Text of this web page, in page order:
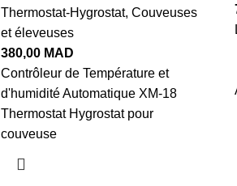
Thermostat-Hygrostat, Couveuses
et éleveuses
380,00 MAD
Contrôleur de Température et
d'humidité Automatique XM-18
Thermostat Hygrostat pour
couveuse